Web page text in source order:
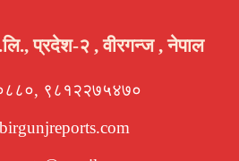
प्रदेश-२ , वीरगन्ज , नेपाल
९८१२२७५४७०